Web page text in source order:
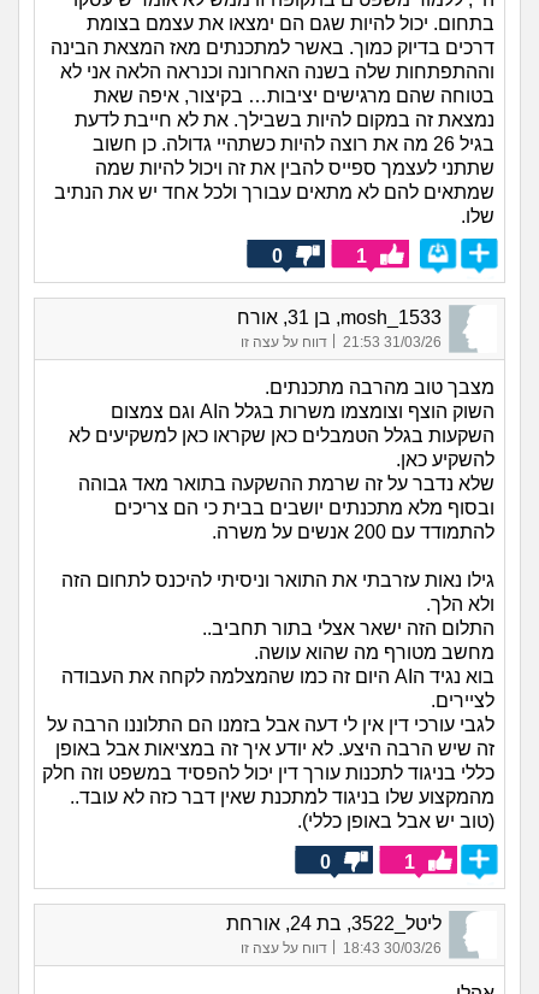
בתחום. יכול להיות שגם הם ימצאו את עצמם בצומת
דרכים בדיוק כמוך. באשר למתכנתים מאז המצאת הבינה
וההתפתחות שלה בשנה האחרונה וכנראה הלאה אני לא
בטוחה שהם מרגישים יציבות… בקיצור, איפה שאת
נמצאת זה במקום להיות בשבילך. את לא חייבת לדעת
בגיל 26 מה את רוצה להיות כשתהיי גדולה. כן חשוב
שתתני לעצמך ספייס להבין את זה ויכול להיות שמה
שמתאים להם לא מתאים עבורך ולכל אחד יש את הנתיב
שלו.
1
0
mosh_1533, בן 31, אורח
31/03/26 21:53 דווח על עצה זו
מצבך טוב מהרבה מתכנתים.
השוק הוצף וצומצמו משרות בגלל הAI וגם צמצום
השקעות בגלל הטמבלים כאן שקראו כאן למשקיעים לא
להשקיע כאן.
שלא נדבר על זה שרמת ההשקעה בתואר מאד גבוהה
ובסוף מלא מתכנתים יושבים בבית כי הם צריכים
להתמודד עם 200 אנשים על משרה.
גילו נאות עזרבתי את התואר וניסיתי להיכנס לתחום הזה
ולא הלך.
התלום הזה ישאר אצלי בתור תחביב..
מחשב מטורף מה שהוא עושה.
בוא נגיד הAI היום זה כמו שהמצלמה לקחה את העבודה
לציירים.
לגבי עורכי דין אין לי דעה אבל בזמנו הם התלוננו הרבה על
זה שיש הרבה היצע. לא יודע איך זה במציאות אבל באופן
כללי בניגוד לתכנות עורך דין יכול להפסיד במשפט וזה חלק
מהמקצוע שלו בניגוד למתכנת שאין דבר כזה לא עובד..
(טוב יש אבל באופן כללי).
1
0
ליטל_3522, בת 24, אורחת
30/03/26 18:43
| דווח על עצה זו